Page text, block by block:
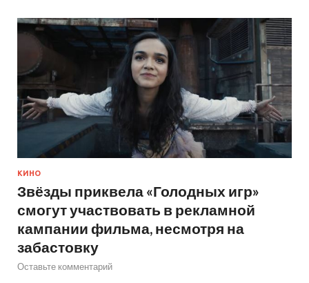
КИНО
Звёзды приквела «Голодных игр»
смогут участвовать в рекламной
кампании фильма, несмотря на
забастовку
Оставьте комментарий